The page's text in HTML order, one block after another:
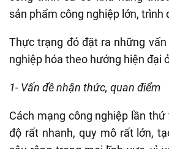
sản phẩm công nghiệp lớn, trình
Thực trạng đó đặt ra những
nghiệp hóa theo hướng hiện đại
1- Vấn đề nhận thức, quan điểm
Cách mạng công nghiệp lần
độ rất nhanh, quy mô rất lớn,